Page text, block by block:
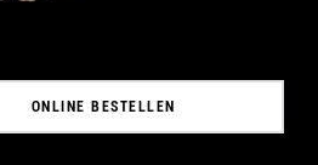
ONLINE BESTELLEN